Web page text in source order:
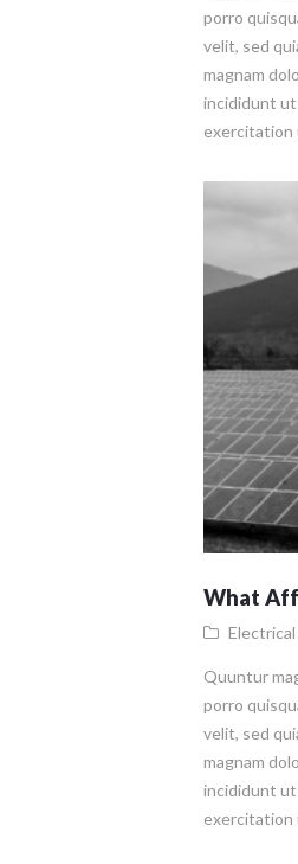
porro
velit, sed
magnam
incididunt ut
exercitation
What
Quuntur
porro
velit, sed
magnam
incididunt ut
exercitation